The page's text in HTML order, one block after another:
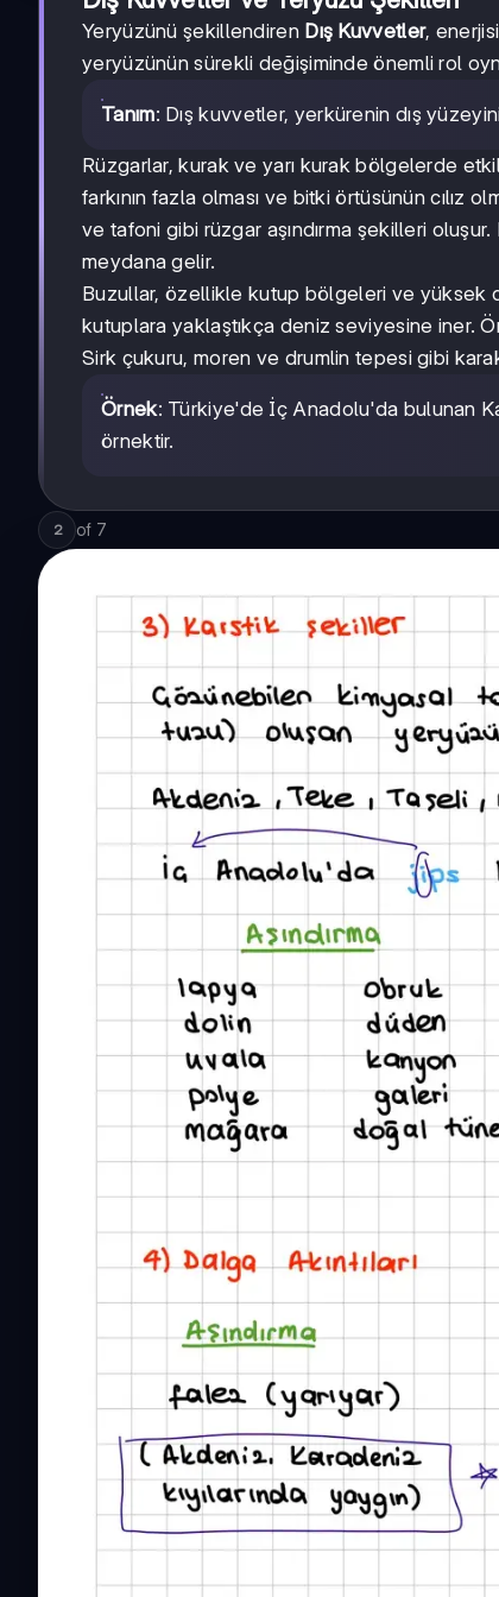
Yeryüzünü şekillendiren Dış Kuvvetler,
yeryüzünün sürekli değişiminde önemli rol
Tanım: Dış kuvvetler, yerkürenin dış
Rüzgarlar, kurak ve yarı kurak bölgelerde
farkının fazla olması ve bitki örtüsünün cılız
ve tafoni gibi rüzgar aşındırma şekilleri
meydana gelir.
Buzullar, özellikle kutup bölgeleri ve yüksek
kutuplara yaklaştıkça deniz seviyesine iner.
Sirk çukuru, moren ve drumlin tepesi gibi
Örnek: Türkiye'de İç Anadolu'da bulunan
örnektir.
2 of 7